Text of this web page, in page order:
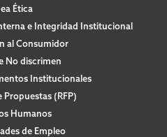
Ética
e Integridad Institucional
al Consumidor
No discrimen
Institucionales
Propuestas (RFP)
Humanos
de Empleo